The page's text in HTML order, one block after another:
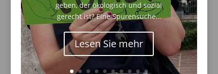
geben, der ökologisch und sozial
gerecht ist? Eine Spurensuche…
Lesen Sie mehr